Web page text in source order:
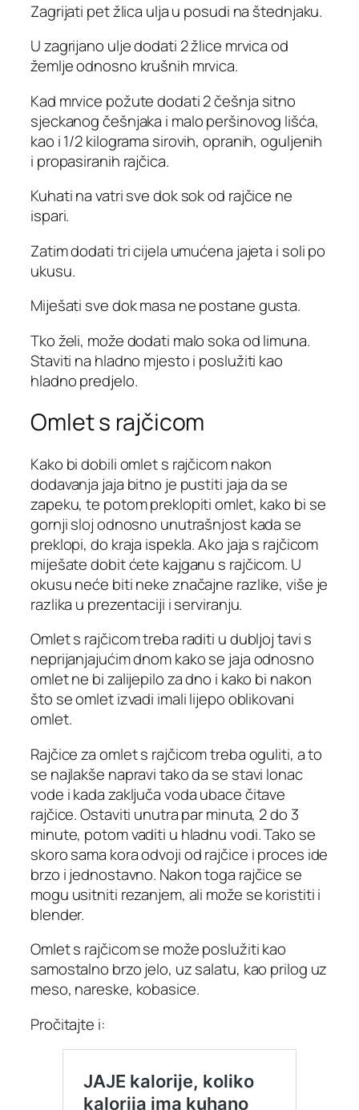
Zagrijati pet žlica ulja u posudi na štednjaku.
U zagrijano ulje dodati 2 žlice mrvica od
žemlje odnosno krušnih mrvica.
Kad mrvice požute dodati 2 češnja sitno
sjeckanog češnjaka i malo peršinovog lišća,
kao i 1/2 kilograma sirovih, opranih, oguljenih
i propasiranih rajčica.
Kuhati na vatri sve dok sok od rajčice ne
ispari.
Zatim dodati tri cijela umućena jajeta i soli po
ukusu.
Miješati sve dok masa ne postane gusta.
Tko želi, može dodati malo soka od limuna.
Staviti na hladno mjesto i poslužiti kao
hladno predjelo.
Omlet s rajčicom
Kako bi dobili omlet s rajčicom nakon
dodavanja jaja bitno je pustiti jaja da se
zapeku, te potom preklopiti omlet, kako bi se
gornji sloj odnosno unutrašnjost kada se
preklopi, do kraja ispekla. Ako jaja s rajčicom
miješate dobit ćete kajganu s rajčicom. U
okusu neće biti neke značajne razlike, više je
razlika u prezentaciji i serviranju.
Omlet s rajčicom treba raditi u dubljoj tavi s
neprijanjajućim dnom kako se jaja odnosno
omlet ne bi zalijepilo za dno i kako bi nakon
što se omlet izvadi imali lijepo oblikovani
omlet.
Rajčice za omlet s rajčicom treba oguliti, a to
se najlakše napravi tako da se stavi lonac
vode i kada zaključa voda ubace čitave
rajčice. Ostaviti unutra par minuta, 2 do 3
minute, potom vaditi u hladnu vodi. Tako se
skoro sama kora odvoji od rajčice i proces ide
brzo i jednostavno. Nakon toga rajčice se
mogu usitniti rezanjem, ali može se koristiti i
blender.
Omlet s rajčicom se može poslužiti kao
samostalno brzo jelo, uz salatu, kao prilog uz
meso, nareske, kobasice.
Pročitajte i: